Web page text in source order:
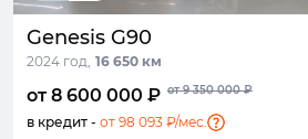
Genesis G90
2024 год, 16 650 км
от 8 600 000 ₽ от 9 350 000 ₽
в кредит - от 98 093 ₽/мес.